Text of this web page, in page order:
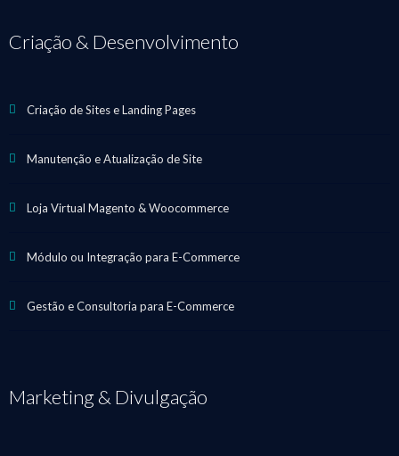
Criação & Desenvolvimento
Criação de Sites e Landing Pages
Manutenção e Atualização de Site
Loja Virtual Magento & Woocommerce
Módulo ou Integração para E-Commerce
Gestão e Consultoria para E-Commerce
Marketing & Divulgação